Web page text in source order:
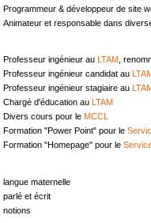
Programmeur & développeur de site
Animateur et responsable dans
Professeur ingénieur au LTAM ,
Professeur ingénieur candidat au
Professeur ingénieur stagiaire au
Chargé d'éducation au
LTAM
Divers cours pour le MCCL
Formation "Power Point" pour le
Formation "Homepage" pour le
langue maternelle
parlé et écrit
notions